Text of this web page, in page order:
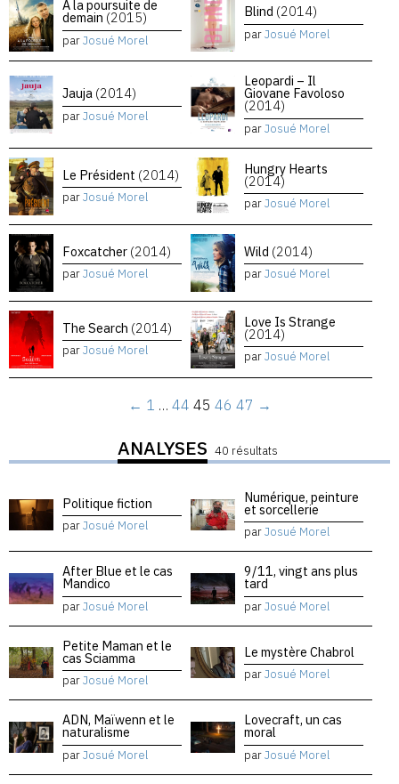
À la poursuite de
demain (2015)
parJosué Morel
Blind (2014)
parJosué Morel
Jauja (2014)
parJosué Morel
Leopardi – Il
Giovane Favoloso
(2014)
parJosué Morel
Le Président (2014)
parJosué Morel
Hungry Hearts
(2014)
parJosué Morel
Foxcatcher (2014)
parJosué Morel
Wild (2014)
parJosué Morel
The Search (2014)
parJosué Morel
Love Is Strange
(2014)
parJosué Morel
← 1 … 44 45 46 47 →
ANALYSES 40 résultats
Politique fiction
parJosué Morel
Numérique, peinture
et sorcellerie
parJosué Morel
After Blue et le cas
Mandico
parJosué Morel
9/11, vingt ans plus
tard
parJosué Morel
Petite Maman et le
cas Sciamma
parJosué Morel
Le mystère Chabrol
parJosué Morel
ADN, Maïwenn et le
naturalisme
parJosué Morel
Lovecraft, un cas
moral
parJosué Morel